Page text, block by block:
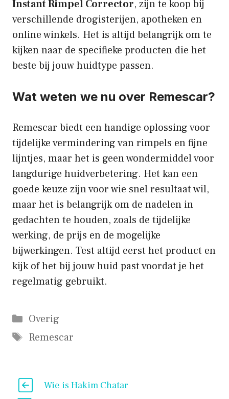
Instant Rimpel Corrector, zijn te koop bij
verschillende drogisterijen, apotheken en
online winkels. Het is altijd belangrijk om te
kijken naar de specifieke producten die het
beste bij jouw huidtype passen.
Wat weten we nu over Remescar?
Remescar biedt een handige oplossing voor
tijdelijke vermindering van rimpels en fijne
lijntjes, maar het is geen wondermiddel voor
langdurige huidverbetering. Het kan een
goede keuze zijn voor wie snel resultaat wil,
maar het is belangrijk om de nadelen in
gedachten te houden, zoals de tijdelijke
werking, de prijs en de mogelijke
bijwerkingen. Test altijd eerst het product en
kijk of het bij jouw huid past voordat je het
regelmatig gebruikt.
Categorieën
Overig
Tags
Remescar
Wie is Hakim Chatar